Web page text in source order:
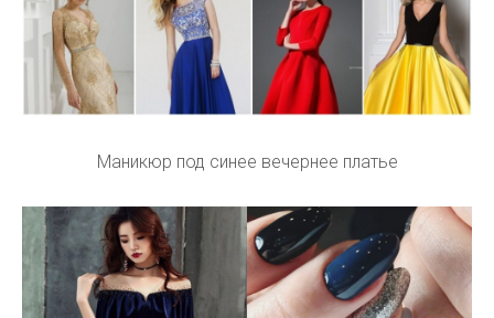
Маникюр под синее вечернее платье